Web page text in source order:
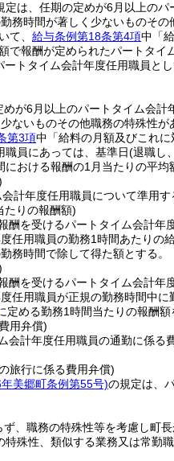
定は、任期の定めが6月以上の
務時間が著しく少ないものそ
て、 給与条例第18条第4項中「
で報酬が定められたパートタイ
ートタイム会計年度任用職員と
が6月以上のパートタイム会計
ないものその他職務の特殊性
第3項中「給料の月額及びこれ
職員にあっては、基準日(退職し
おける報酬の1月当たりの平均
計年度任用職員について準用す
たりの報酬額)
酬を受けるパートタイム会計年
任用職員の勤務1時間あたりの給
務時間で除して得た額とする。
酬を受けるパートタイム会計年
任用職員が正規の勤務時間中
定める勤務1時間当たりの報酬額
用弁償)
会計年度任用職員の通勤に係る
旅行に係る費用弁償)
美郷町条例第55号)の規定は、
ず、職務の特殊性等を考慮し町
殊性、類似する業務又は常勤